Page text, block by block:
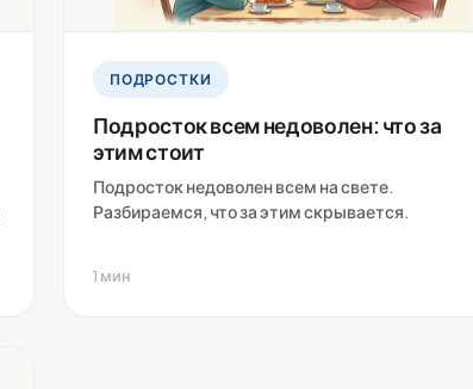
ПОДРОСТКИ
Подросток всем недоволен: что за
этим стоит
Подросток недоволен всем на свете.
Разбираемся, что за этим скрывается.
1 мин